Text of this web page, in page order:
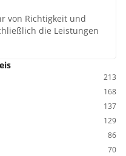
von Richtigkeit und
die Leistungen
213
168
137
129
86
70